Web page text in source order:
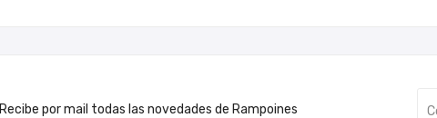
Recibe por mail todas las novedades de Rampoines